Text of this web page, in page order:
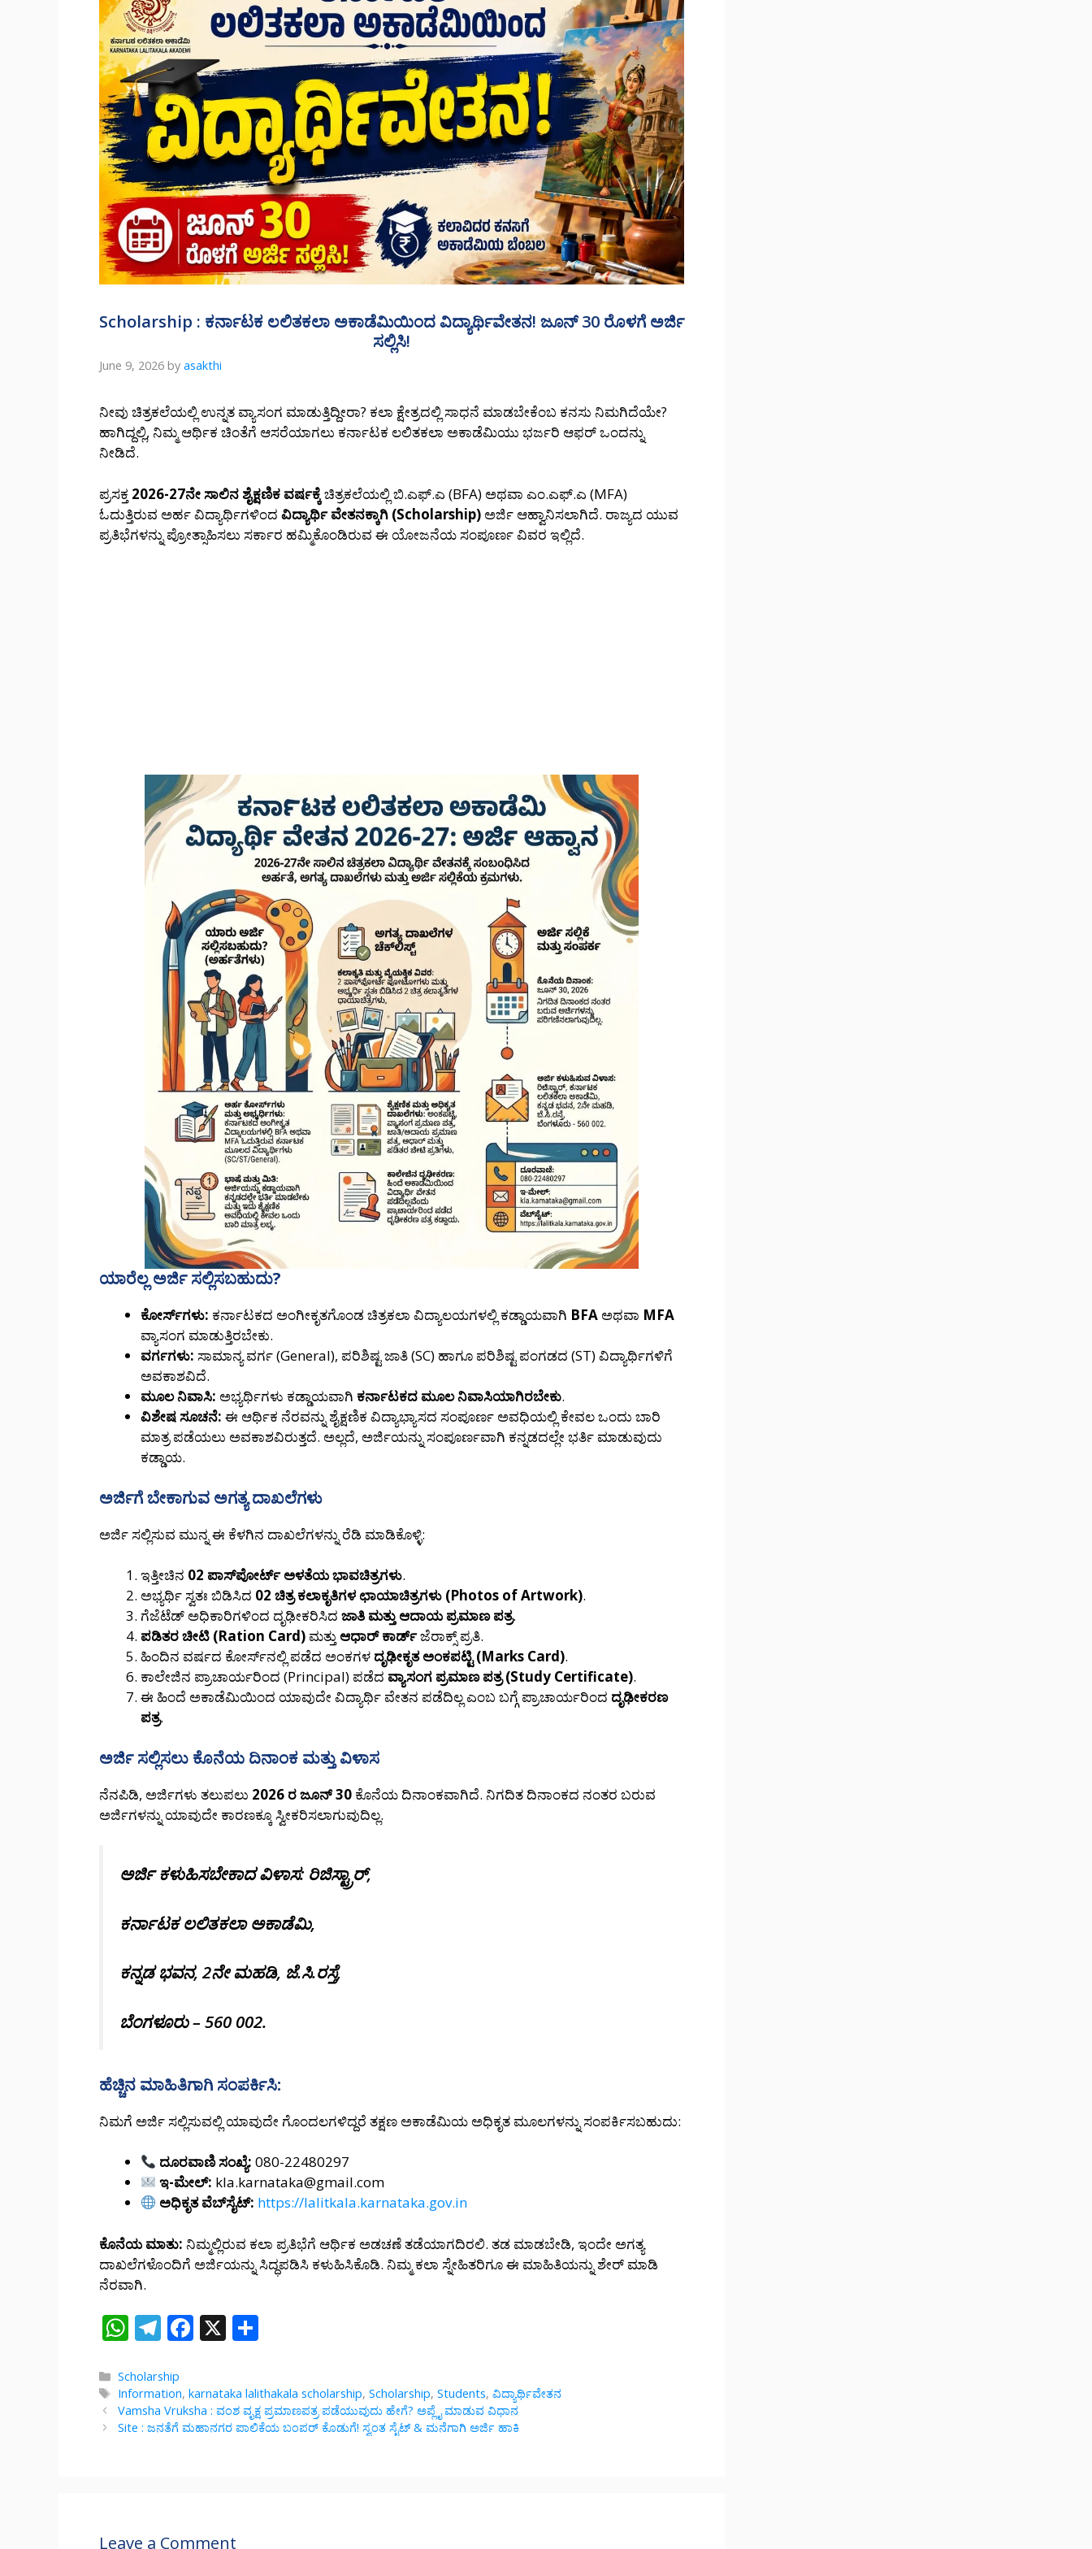
Scholarship : ಕರ್ನಾಟಕ ಲಲಿತಕಲಾ ಅಕಾಡೆಮಿಯಿಂದ ವಿದ್ಯಾರ್ಥಿವೇತನ! ಜೂನ್ 30 ರೊಳಗೆ ಅರ್ಜಿ
ಸಲ್ಲಿಸಿ!
June 9, 2026 by asakthi
ನೀವು ಚಿತ್ರಕಲೆಯಲ್ಲಿ ಉನ್ನತ ವ್ಯಾಸಂಗ ಮಾಡುತ್ತಿದ್ದೀರಾ? ಕಲಾ ಕ್ಷೇತ್ರದಲ್ಲಿ ಸಾಧನೆ ಮಾಡಬೇಕೆಂಬ ಕನಸು ನಿಮಗಿದೆಯೇ?
ಹಾಗಿದ್ದಲ್ಲಿ, ನಿಮ್ಮ ಆರ್ಥಿಕ ಚಿಂತೆಗೆ ಆಸರೆಯಾಗಲು ಕರ್ನಾಟಕ ಲಲಿತಕಲಾ ಅಕಾಡೆಮಿಯು ಭರ್ಜರಿ ಆಫರ್ ಒಂದನ್ನು
ನೀಡಿದೆ.
ಪ್ರಸಕ್ತ 2026-27ನೇ ಸಾಲಿನ ಶೈಕ್ಷಣಿಕ ವರ್ಷಕ್ಕೆಚಿತ್ರಕಲೆಯಲ್ಲಿ ಬಿ.ಎಫ್.ಎ (BFA) ಅಥವಾ ಎಂ.ಎಫ್.ಎ (MFA)
ಓದುತ್ತಿರುವ ಅರ್ಹ ವಿದ್ಯಾರ್ಥಿಗಳಿಂದ ವಿದ್ಯಾರ್ಥಿ ವೇತನಕ್ಕಾಗಿ (Scholarship) ಅರ್ಜಿ ಆಹ್ವಾನಿಸಲಾಗಿದೆ. ರಾಜ್ಯದ ಯುವ
ಪ್ರತಿಭೆಗಳನ್ನು ಪ್ರೋತ್ಸಾಹಿಸಲು ಸರ್ಕಾರ ಹಮ್ಮಿಕೊಂಡಿರುವ ಈ ಯೋಜನೆಯ ಸಂಪೂರ್ಣ ವಿವರ ಇಲ್ಲಿದೆ.
ಯಾರೆಲ್ಲ ಅರ್ಜಿ ಸಲ್ಲಿಸಬಹುದು?
ಕೋರ್ಸ್‌ಗಳು: ಕರ್ನಾಟಕದ ಅಂಗೀಕೃತಗೊಂಡ ಚಿತ್ರಕಲಾ ವಿದ್ಯಾಲಯಗಳಲ್ಲಿ ಕಡ್ಡಾಯವಾಗಿ BFA ಅಥವಾ MFA
ವ್ಯಾಸಂಗ ಮಾಡುತ್ತಿರಬೇಕು.
ವರ್ಗಗಳು: ಸಾಮಾನ್ಯ ವರ್ಗ (General), ಪರಿಶಿಷ್ಟ ಜಾತಿ (SC) ಹಾಗೂ ಪರಿಶಿಷ್ಟ ಪಂಗಡದ (ST) ವಿದ್ಯಾರ್ಥಿಗಳಿಗೆ
ಅವಕಾಶವಿದೆ.
ಮೂಲ ನಿವಾಸಿ: ಅಭ್ಯರ್ಥಿಗಳು ಕಡ್ಡಾಯವಾಗಿ ಕರ್ನಾಟಕದ ಮೂಲ ನಿವಾಸಿಯಾಗಿರಬೇಕು.
ವಿಶೇಷ ಸೂಚನೆ: ಈ ಆರ್ಥಿಕ ನೆರವನ್ನು ಶೈಕ್ಷಣಿಕ ವಿದ್ಯಾಭ್ಯಾಸದ ಸಂಪೂರ್ಣ ಅವಧಿಯಲ್ಲಿ ಕೇವಲ ಒಂದು ಬಾರಿ
ಮಾತ್ರ ಪಡೆಯಲು ಅವಕಾಶವಿರುತ್ತದೆ. ಅಲ್ಲದೆ, ಅರ್ಜಿಯನ್ನು ಸಂಪೂರ್ಣವಾಗಿ ಕನ್ನಡದಲ್ಲೇ ಭರ್ತಿ ಮಾಡುವುದು
ಕಡ್ಡಾಯ.
ಅರ್ಜಿಗೆ ಬೇಕಾಗುವ ಅಗತ್ಯ ದಾಖಲೆಗಳು
ಅರ್ಜಿ ಸಲ್ಲಿಸುವ ಮುನ್ನ ಈ ಕೆಳಗಿನ ದಾಖಲೆಗಳನ್ನು ರೆಡಿ ಮಾಡಿಕೊಳ್ಳಿ:
ಇತ್ತೀಚಿನ 02 ಪಾಸ್‍ಪೋರ್ಟ್ ಅಳತೆಯ ಭಾವಚಿತ್ರಗಳು.
ಅಭ್ಯರ್ಥಿ ಸ್ವತಃ ಬಿಡಿಸಿದ 02 ಚಿತ್ರ ಕಲಾಕೃತಿಗಳ ಛಾಯಾಚಿತ್ರಗಳು (Photos of Artwork).
ಗೆಜೆಟೆಡ್ ಅಧಿಕಾರಿಗಳಿಂದ ದೃಢೀಕರಿಸಿದ ಜಾತಿ ಮತ್ತು ಆದಾಯ ಪ್ರಮಾಣ ಪತ್ರ.
ಪಡಿತರ ಚೀಟಿ (Ration Card) ಮತ್ತು ಆಧಾರ್ ಕಾರ್ಡ್ಜೆರಾಕ್ಸ್ ಪ್ರತಿ.
ಹಿಂದಿನ ವರ್ಷದ ಕೋರ್ಸ್‍ನಲ್ಲಿ ಪಡೆದ ಅಂಕಗಳ ದೃಢೀಕೃತ ಅಂಕಪಟ್ಟಿ (Marks Card).
ಕಾಲೇಜಿನ ಪ್ರಾಚಾರ್ಯರಿಂದ (Principal) ಪಡೆದ ವ್ಯಾಸಂಗ ಪ್ರಮಾಣ ಪತ್ರ (Study Certificate).
ಈ ಹಿಂದೆ ಅಕಾಡೆಮಿಯಿಂದ ಯಾವುದೇ ವಿದ್ಯಾರ್ಥಿ ವೇತನ ಪಡೆದಿಲ್ಲ ಎಂಬ ಬಗ್ಗೆ ಪ್ರಾಚಾರ್ಯರಿಂದ ದೃಢೀಕರಣ
ಪತ್ರ.
ಅರ್ಜಿ ಸಲ್ಲಿಸಲು ಕೊನೆಯ ದಿನಾಂಕ ಮತ್ತು ವಿಳಾಸ
ನೆನಪಿಡಿ, ಅರ್ಜಿಗಳು ತಲುಪಲು 2026 ರ ಜೂನ್ 30 ಕೊನೆಯ ದಿನಾಂಕವಾಗಿದೆ. ನಿಗದಿತ ದಿನಾಂಕದ ನಂತರ ಬರುವ
ಅರ್ಜಿಗಳನ್ನು ಯಾವುದೇ ಕಾರಣಕ್ಕೂ ಸ್ವೀಕರಿಸಲಾಗುವುದಿಲ್ಲ.
ಅರ್ಜಿ ಕಳುಹಿಸಬೇಕಾದ ವಿಳಾಸ: ರಿಜಿಸ್ಟ್ರಾರ್,
ಕರ್ನಾಟಕ ಲಲಿತಕಲಾ ಅಕಾಡೆಮಿ,
ಕನ್ನಡ ಭವನ, 2ನೇ ಮಹಡಿ, ಜೆ.ಸಿ.ರಸ್ತೆ,
ಬೆಂಗಳೂರು – 560 002.
ಹೆಚ್ಚಿನ ಮಾಹಿತಿಗಾಗಿ ಸಂಪರ್ಕಿಸಿ:
ನಿಮಗೆ ಅರ್ಜಿ ಸಲ್ಲಿಸುವಲ್ಲಿ ಯಾವುದೇ ಗೊಂದಲಗಳಿದ್ದರೆ ತಕ್ಷಣ ಅಕಾಡೆಮಿಯ ಅಧಿಕೃತ ಮೂಲಗಳನ್ನು ಸಂಪರ್ಕಿಸಬಹುದು:
ದೂರವಾಣಿ ಸಂಖ್ಯೆ: 080-22480297
ಇ-ಮೇಲ್: kla.karnataka@gmail.com
ಅಧಿಕೃತ ವೆಬ್‍ಸೈಟ್: https://lalitkala.karnataka.gov.in
ಕೊನೆಯ ಮಾತು: ನಿಮ್ಮಲ್ಲಿರುವ ಕಲಾ ಪ್ರತಿಭೆಗೆ ಆರ್ಥಿಕ ಅಡಚಣೆ ತಡೆಯಾಗದಿರಲಿ. ತಡ ಮಾಡಬೇಡಿ, ಇಂದೇ ಅಗತ್ಯ
ದಾಖಲೆಗಳೊಂದಿಗೆ ಅರ್ಜಿಯನ್ನು ಸಿದ್ಧಪಡಿಸಿ ಕಳುಹಿಸಿಕೊಡಿ. ನಿಮ್ಮ ಕಲಾ ಸ್ನೇಹಿತರಿಗೂ ಈ ಮಾಹಿತಿಯನ್ನು ಶೇರ್ ಮಾಡಿ
ನೆರವಾಗಿ.
W
at
s
A
T
e
gr
a
F
b
o
X
ar
e
Categories
Scholarship
Tags
Information,karnataka lalithakala scholarship,Scholarship,Students,ವಿದ್ಯಾರ್ಥಿವೇತನ
Vamsha Vruksha : ವಂಶ ವೃಕ್ಷ ಪ್ರಮಾಣಪತ್ರ ಪಡೆಯುವುದು ಹೇಗೆ? ಅಪ್ಲೈ ಮಾಡುವ ವಿಧಾನ
Site : ಜನತೆಗೆ ಮಹಾನಗರ ಪಾಲಿಕೆಯ ಬಂಪರ್ ಕೊಡುಗೆ! ಸ್ವಂತ ಸೈಟ್ & ಮನೆಗಾಗಿ ಅರ್ಜಿ ಹಾಕಿ
Leave a Comment